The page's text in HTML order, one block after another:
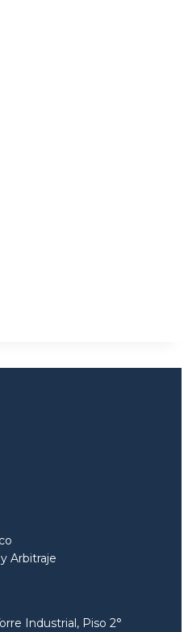
Arbitraje
Industrial, Piso 2°